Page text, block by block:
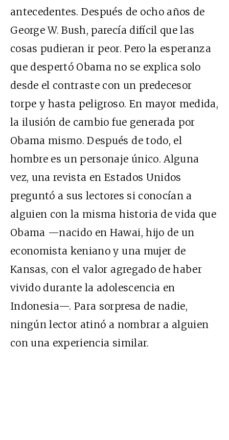
antecedentes. Después de ocho años de
George W. Bush, parecía difícil que las
cosas pudieran ir peor. Pero la esperanza
que despertó Obama no se explica solo
desde el contraste con un predecesor
torpe y hasta peligroso. En mayor medida,
la ilusión de cambio fue generada por
Obama mismo. Después de todo, el
hombre es un personaje único. Alguna
vez, una revista en Estados Unidos
preguntó a sus lectores si conocían a
alguien con la misma historia de vida que
Obama —nacido en Hawai, hijo de un
economista keniano y una mujer de
Kansas, con el valor agregado de haber
vivido durante la adolescencia en
Indonesia—. Para sorpresa de nadie,
ningún lector atinó a nombrar a alguien
con una experiencia similar.